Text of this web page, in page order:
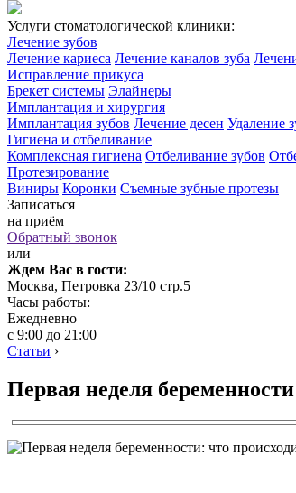
Услуги стоматологической клиники:
Лечение зубов
Лечение кариеса Лечение каналов зуба
Исправление прикуса
Брекет системы Элайнеры
Имплантация и хирургия
Имплантация зубов Лечение десен Удаление
Гигиена и отбеливание
Комплексная гигиена Отбеливание зубов
Протезирование
Виниры Коронки Съемные зубные протезы
Записаться
на приём
Обратный звонок
или
Ждем Вас в гости:
Москва, Петровка 23/10 стр.5
Часы работы:
Ежедневно
с 9:00 до 21:00
Статьи ›
Первая неделя